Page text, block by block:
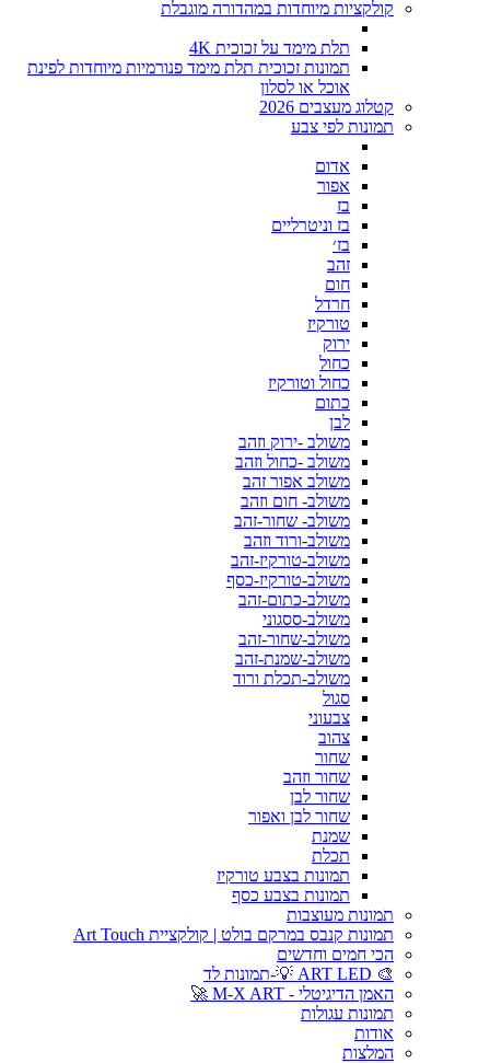
קולקציות מיוחדות במהדורה מוגבלת
תלת מימד על זכוכית 4K
תמונות זכוכית תלת מימד פנורמיות מיוחדות לפינת
אוכל או לסלון
קטלוג מעצבים 2026
תמונות לפי צבע
אדום
אפור
בז
בז וניטרליים
בז׳
זהב
חום
חרדל
טורקיז
ירוק
כחול
כחול וטורקיז
כתום
לבן
משולב -ירוק וזהב
משולב -כחול וזהב
משולב אפור זהב
משולב- חום וזהב
משולב- שחור-זהב
משולב-ורוד וזהב
משולב-טורקיז-זהב
משולב-טורקיז-כסף
משולב-כתום-זהב
משולב-ססגוני
משולב-שחור-זהב
משולב-שמנת-זהב
משולב-תכלת ורוד
סגול
צבעוני
צהוב
שחור
שחור וזהב
שחור לבן
שחור לבן ואפור
שמנת
תכלת
תמונות בצבע טורקיז
תמונות בצבע כסף
תמונות מעוצבות
תמונות קנבס במרקם בולט | קולקציית Art Touch
הכי חמים וחדשים
🎨 ART LED 💡-תמונות לד
האמן הדיגיטלי - M-X ART 🚀
תמונות עגולות
אודות
המלצות